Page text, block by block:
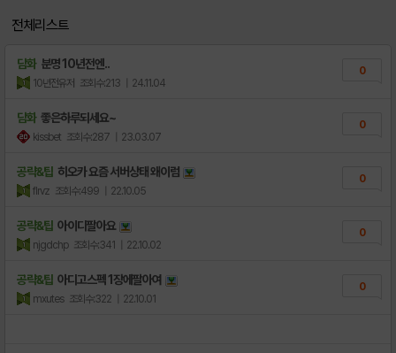
전체리스트
담화 분명 10년전엔..
10년전유저 조회수:213 | 24.11.04
0
담화 좋은하루되세요~
kissbet 조회수:287 | 23.03.07
0
공략&팁 히오카 요즘 서버상태 왜이럼
flrvz 조회수:499 | 22.10.05
0
공략&팁 아이디팔아요
njgdchp 조회수:341 | 22.10.02
0
공략&팁 아디고스펙 1장에팔아여
mxutes 조회수:322 | 22.10.01
0